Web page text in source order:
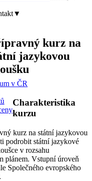
v ČR
▼
kurz na
jazykovou
Charakteristika
kurzu
kurz na státní jazykovou
podrobit státní jazykové
v rozsahu
plánem. Vstupní úroveň
Společného evropského